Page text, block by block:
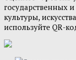
государственных
культуры,
используйте QR-